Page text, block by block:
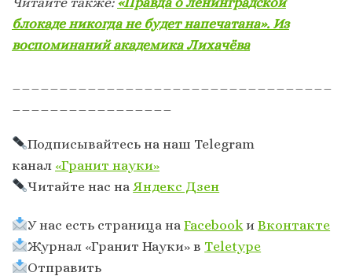
блокаде никогда не будет напечатана». Из
воспоминаний академика Лихачёва
Подписывайтесь на наш Telegram
канал «Гранит науки»
Читайте нас наЯндекс Дзен
У нас есть страница наFacebook иВконтакте
Журнал «Гранит Науки» в Тeletype
Отправить